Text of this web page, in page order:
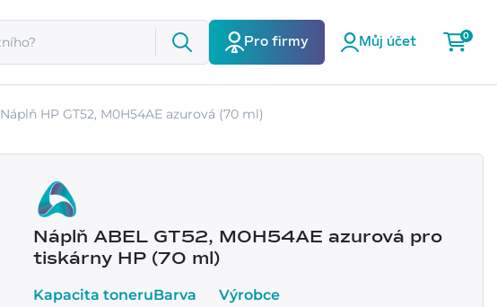
Pro firmy Můj účet
0
Náplň HP GT52, M0H54AE azurová (70 ml)
Náplň ABEL GT52, M0H54AE azurová pro
tiskárny HP (70 ml)
Kapacita toneruBarva Výrobce